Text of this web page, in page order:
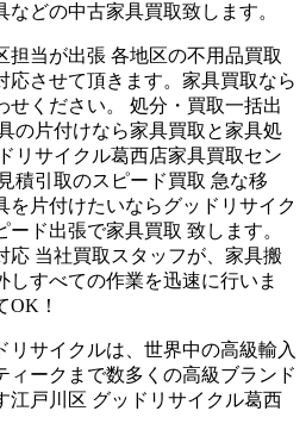
どの中古家具買取致します。
担当が出張 各地区の不用品買取
応させて頂きます。家具買取なら
せください。 処分・買取一括出
の片付けなら家具買取と家具処
リサイクル葛西店家具買取セン
積引取のスピード買取 急な移
を片付けたいならグッドリサイク
ド出張で家具買取 致します。
応 当社買取スタッフが、家具搬
しすべての作業を迅速に行いま
OK！
リサイクルは、世界中の高級輸入
ィークまで数多くの高級ブランド
江戸川区 グッドリサイクル葛西